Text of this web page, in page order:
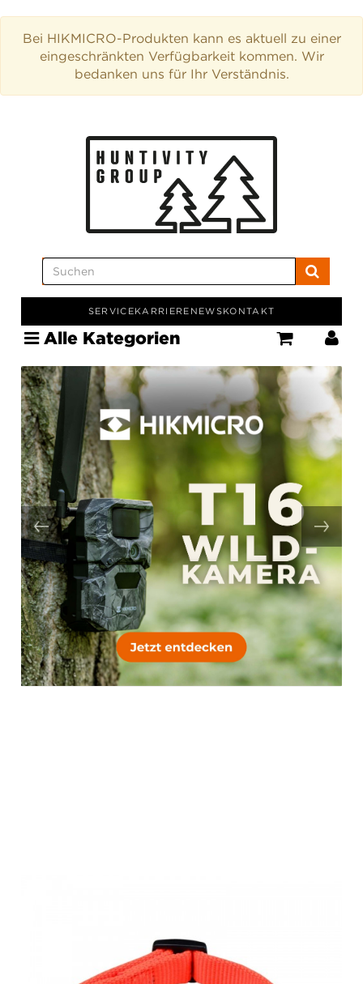
Bei HIKMICRO-Produkten kann es aktuell zu einer
eingeschränkten Verfügbarkeit kommen. Wir
bedanken uns für Ihr Verständnis.
SERVICEKARRIERE NEWSKONTAKT
Alle Kategorien